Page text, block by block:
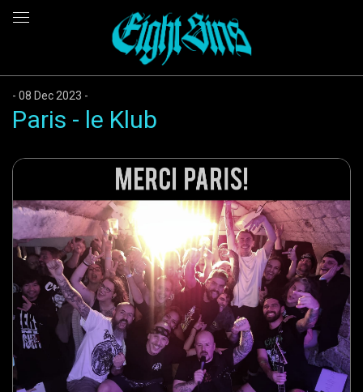
08 Dec 2023
Paris - le Klub